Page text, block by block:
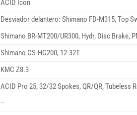
ACID Icon
Desviador delantero: Shimano FD-M315, Top
Shimano BR-MT200/UR300, Hydr, Disc Brake,
Shimano CS-HG200, 12-32T
KMC Z8.3
ACID Pro 25, 32/32 Spokes, QR/QR, Tubeless
–